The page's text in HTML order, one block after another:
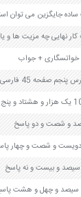
خواتسگاری + جواب
45 فارسی پنجم